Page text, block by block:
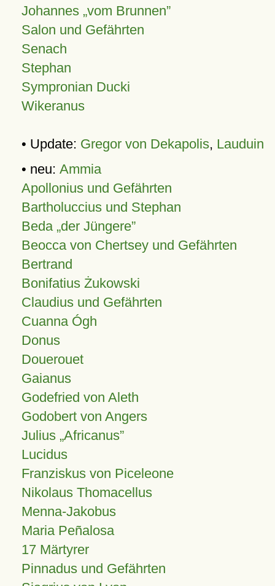
Johannes vom Brunnen
Salon und Gefährten
Senach
Stephan
Sympronian Ducki
Wikeranus
• Update: Gregor von Dekapolis, Lauduin
• neu: Ammia
Apollonius und Gefährten
Bartholuccius und Stephan
Beda „der Jüngere”
Beocca von Chertsey und Gefährten
Bertrand
Bonifatius Żukowski
Claudius und Gefährten
Cuanna Ógh
Donus
Douerouet
Gaianus
Godefried von Aleth
Godobert von Angers
Julius Africanus
Lucidus
Franziskus von Piceleone
Nikolaus Thomacellus
Menna-Jakobus
Maria Peñalosa
17 Märtyrer
Pinnadus und Gefährten